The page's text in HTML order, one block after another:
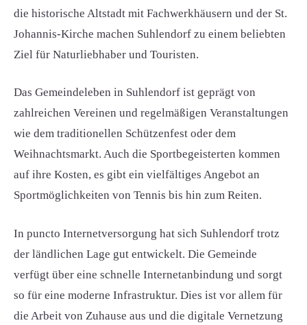
die historische Altstadt mit Fachwerkhäusern und der St.
Johannis-Kirche machen Suhlendorf zu einem beliebten
Ziel für Naturliebhaber und Touristen.
Das Gemeindeleben in Suhlendorf ist geprägt von
zahlreichen Vereinen und regelmäßigen Veranstaltungen
wie dem traditionellen Schützenfest oder dem
Weihnachtsmarkt. Auch die Sportbegeisterten kommen
auf ihre Kosten, es gibt ein vielfältiges Angebot an
Sportmöglichkeiten von Tennis bis hin zum Reiten.
In puncto Internetversorgung hat sich Suhlendorf trotz
der ländlichen Lage gut entwickelt. Die Gemeinde
verfügt über eine schnelle Internetanbindung und sorgt
so für eine moderne Infrastruktur. Dies ist vor allem für
die Arbeit von Zuhause aus und die digitale Vernetzung